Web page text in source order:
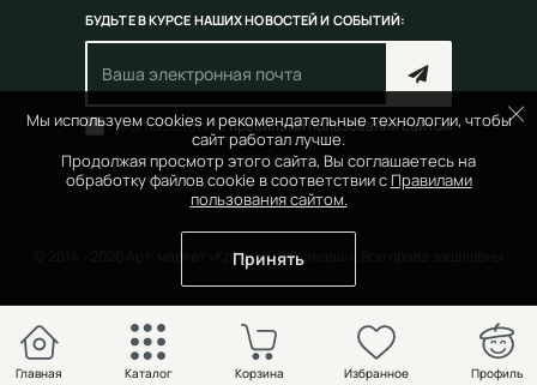
Мы используем cookies и рекомендательные технологии, чтобы
сайт работал лучше.
Продолжая просмотр этого сайта, Вы соглашаетесь на
обработку файлов cookie в соответствии с Правилами
пользования сайтом.
Принять
БУДЬТЕ В КУРСЕ НАШИХ НОВОСТЕЙ И СОБЫТИЙ:
Согласен(на) справилами пользования сайтом
© 2014 - 2026 Арт-маркет «Красный Карандаш». Все права защищены
Главная Каталог Избранное Профиль
Корзина